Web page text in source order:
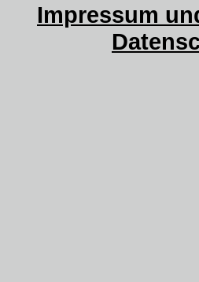
Impressum